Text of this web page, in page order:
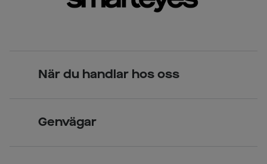
När du handlar hos oss
Genvägar